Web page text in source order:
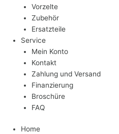
Vorzelte
Zubehör
Ersatzteile
Service
Mein Konto
Kontakt
Zahlung und Versand
Finanzierung
Broschüre
FAQ
Home